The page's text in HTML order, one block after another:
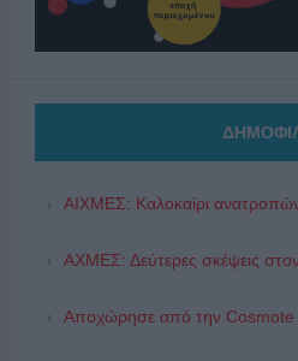
ΑΙΧΜΕΣ: Καλοκαίρι
ΑΧΜΕΣ: Δεύτερες σκέψεις
Αποχώρησε από την Cosmote